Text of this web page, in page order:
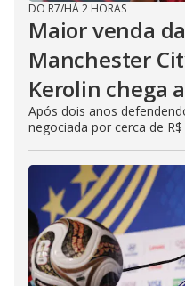
DO R7/HÁ 2 HORAS
Maior venda
Manchester
Kerolin chega
Após dois anos
negociada por cerca de